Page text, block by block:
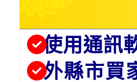
使用通訊
外縣市買